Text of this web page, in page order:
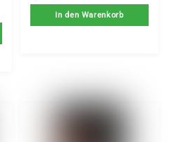
In den Warenkorb